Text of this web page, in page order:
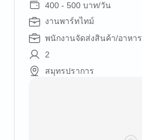
400 - 500 บาท/วัน
งานพาร์ทไทม์
พนักงานจัดส่งสินค้า/อาหาร
2
สมุทรปราการ